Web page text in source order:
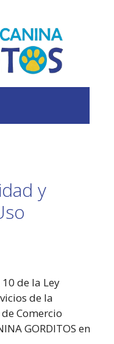
y
de la Ley
de la
Comercio
GORDITOS en